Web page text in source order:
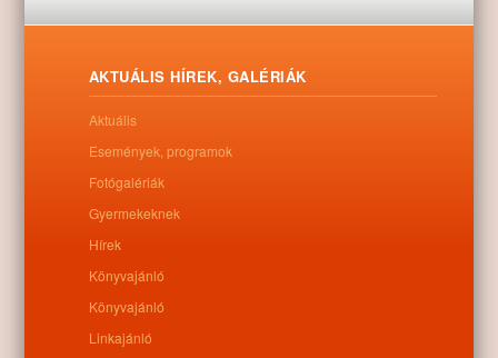
Letöltés
0
Kapcsolódó anyagok
Nem található kapcsolódó anyag
AKTUÁLIS HÍREK, GALÉRIÁK
Aktuális
Események, programok
Fotógalériák
Gyermekeknek
Hírek
Könyvajánló
Könyvajánló
Linkajánló